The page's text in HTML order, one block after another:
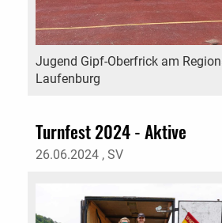
Jugend Gipf-Oberfrick am
Laufenburg
Turnfest 2024 - Aktive
26.06.2024 , SV